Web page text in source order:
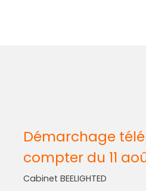
Démarchage
compter du 11
Cabinet BEELIGHTED